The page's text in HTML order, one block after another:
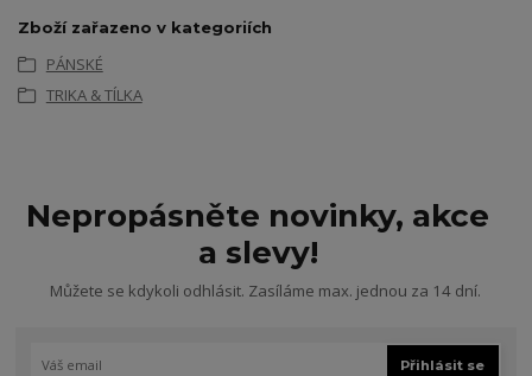
Zboží zařazeno v kategoriích
PÁNSKÉ
TRIKA & TÍLKA
Nepropásněte novinky, akce
a slevy!
Můžete se kdykoli odhlásit. Zasíláme max. jednou za 14 dní.
Přihlásit se